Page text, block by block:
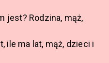
jest? Rodzina, mąż,
ile ma lat, mąż, dzieci i